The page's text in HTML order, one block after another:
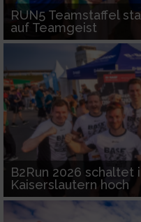
RUN5 Teamstaffel
auf Teamgeist
B2Run 2026 schaltet
Kaiserslautern hoch